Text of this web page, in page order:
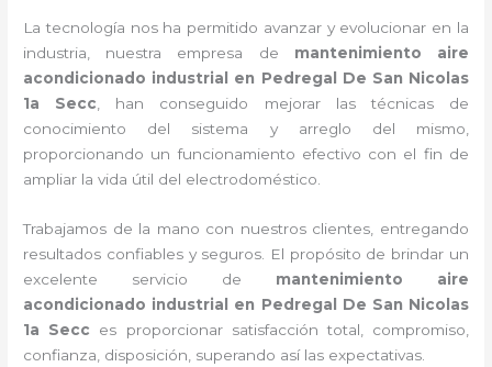
La tecnología nos ha permitido avanzar y evolucionar en la
industria, nuestra empresa de mantenimiento aire
acondicionado industrial
en Pedregal De San Nicolas
1a Secc, han conseguido mejorar las técnicas de
conocimiento del sistema y arreglo del mismo,
proporcionando un funcionamiento efectivo con el fin de
ampliar la vida útil del electrodoméstico.
Trabajamos de la mano con nuestros clientes, entregando
resultados confiables y seguros. El propósito de brindar un
excelente servicio de mantenimiento aire
acondicionado industrial
en Pedregal De San Nicolas
1a Secc
es proporcionar satisfacción total, compromiso,
confianza, disposición, superando así las expectativas.